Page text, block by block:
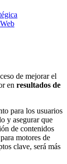
de mejorar el
en resultados de
para los usuarios
y asegurar que
de contenidos
motores de
clave, será más